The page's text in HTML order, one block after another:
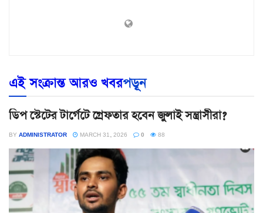
এই সংক্রান্ত আরও খবরপড়ূন
ডিপ স্টেটের টার্গেটে গ্রেফতার হবেন জুলাই সন্ত্রাসীরা?
BY ADMINISTRATOR MARCH 31, 2026 0 88